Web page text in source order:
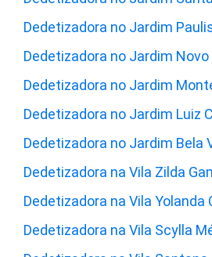
Dedetizadora no Jardim
Dedetizadora no Jardim Novo
Dedetizadora no Jardim
Dedetizadora no Jardim Luiz
Dedetizadora no Jardim Bela
Dedetizadora na Vila Zilda
Dedetizadora na Vila Yolanda
Dedetizadora na Vila Scylla